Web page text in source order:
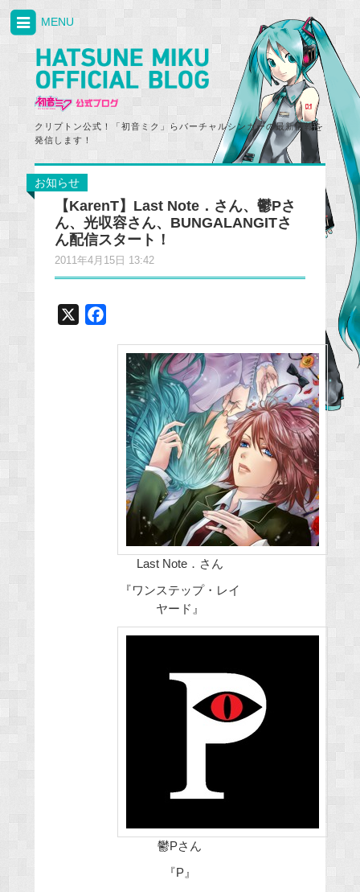
クリプトン公式！「初音ミク」らバーチャルシンガーの最新情報を
発信します！
MENU
お知らせ
【KarenT】Last Note．さん、鬱Pさ
ん、光収容さん、BUNGALANGITさ
ん配信スタート！
2011年4月15日 13:42
Last Note．さん
『ワンステップ・レイ
ヤード』
鬱Pさん
『P』